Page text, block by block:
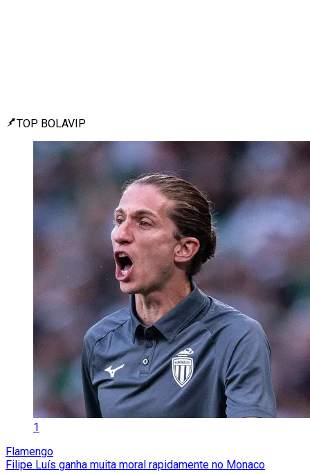
TOP BOLAVIP
1
Flamengo
Filipe Luís ganha muita moral rapidamente no Monaco